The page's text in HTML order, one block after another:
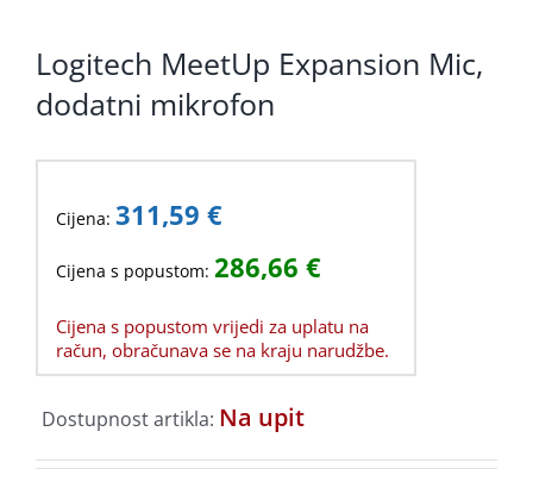
Logitech MeetUp Expansion Mic,
dodatni mikrofon
Cijena: 311,59 €
Cijena s popustom: 286,66 €
Cijena s popustom vrijedi za uplatu na
račun, obračunava se na kraju narudžbe.
Dostupnost artikla: Na upit